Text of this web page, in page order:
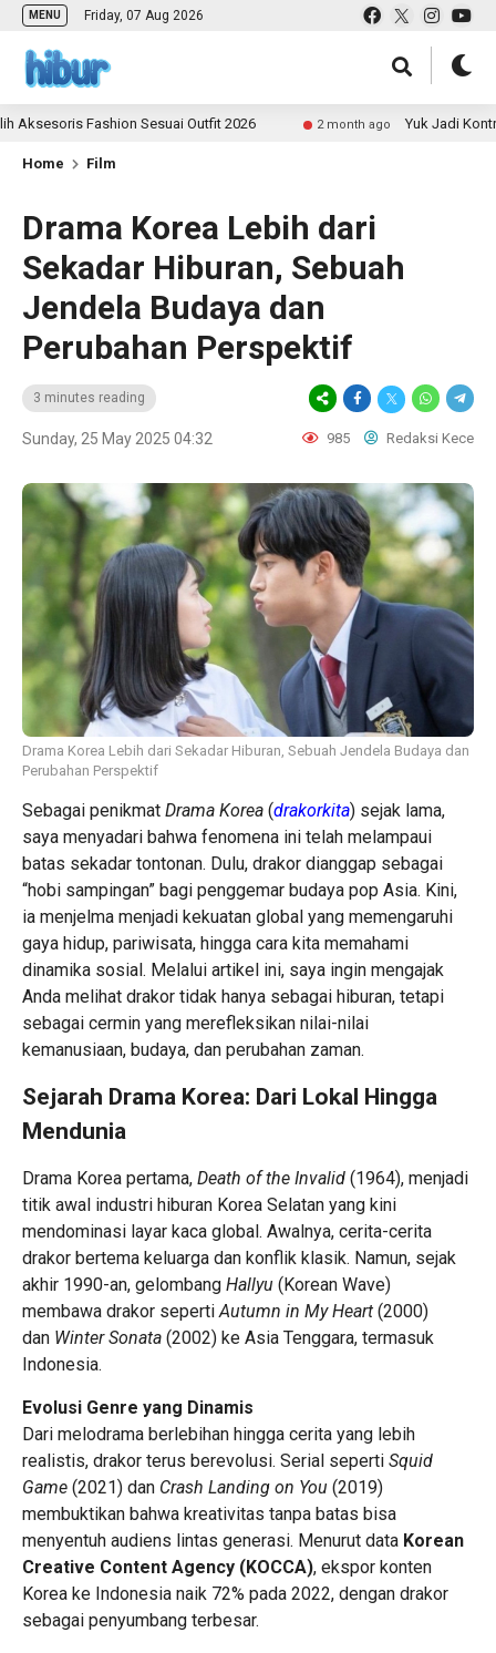
MENU Friday, 07 Aug 2026
Fashion Sesuai Outfit 2026 2 month ago Yuk Jadi Kontributor
Home Film
Drama Korea Lebih dari
Sekadar Hiburan, Sebuah
Jendela Budaya dan
Perubahan Perspektif
3 minutes reading
Sunday, 25 May 2025 04:32 985 Redaksi Kece
Drama Korea Lebih dari Sekadar Hiburan, Sebuah Jendela Budaya dan
Perubahan Perspektif
Sebagai penikmat Drama Korea (drakorkita) sejak lama,
saya menyadari bahwa fenomena ini telah melampaui
batas sekadar tontonan. Dulu, drakor dianggap sebagai
“hobi sampingan” bagi penggemar budaya pop Asia. Kini,
ia menjelma menjadi kekuatan global yang memengaruhi
gaya hidup, pariwisata, hingga cara kita memahami
dinamika sosial. Melalui artikel ini, saya ingin mengajak
Anda melihat drakor tidak hanya sebagai hiburan, tetapi
sebagai cermin yang merefleksikan nilai-nilai
kemanusiaan, budaya, dan perubahan zaman.
Sejarah Drama Korea: Dari Lokal Hingga
Mendunia
Drama Korea pertama, Death of the Invalid (1964), menjadi
titik awal industri hiburan Korea Selatan yang kini
mendominasi layar kaca global. Awalnya, cerita-cerita
drakor bertema keluarga dan konflik klasik. Namun, sejak
akhir 1990-an, gelombang Hallyu (Korean Wave)
membawa drakor sepertiAutumn in My Heart (2000)
dan Winter Sonata (2002) ke Asia Tenggara, termasuk
Indonesia.
Evolusi Genre yang Dinamis
Dari melodrama berlebihan hingga cerita yang lebih
realistis, drakor terus berevolusi. Serial seperti Squid
Game (2021) dan Crash Landing on You (2019)
membuktikan bahwa kreativitas tanpa batas bisa
menyentuh audiens lintas generasi. Menurut data Korean
Creative Content Agency (KOCCA), ekspor konten
Korea ke Indonesia naik 72% pada 2022, dengan drakor
sebagai penyumbang terbesar.